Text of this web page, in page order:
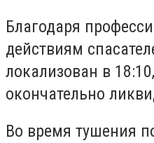
Благодаря
действиям
локализован в
окончательно
Во время тушения